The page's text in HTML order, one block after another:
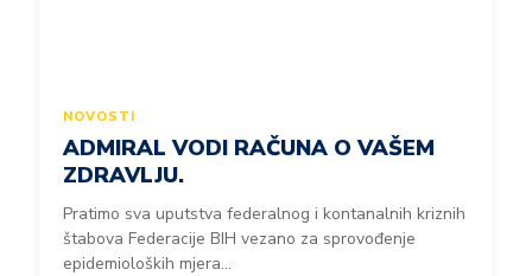
NOVOSTI
ADMIRAL VODI RAČUNA O VAŠEM
ZDRAVLJU.
Pratimo sva uputstva federalnog i kontanalnih kriznih
štabova Federacije BIH vezano za sprovođenje
epidemioloških mjera...